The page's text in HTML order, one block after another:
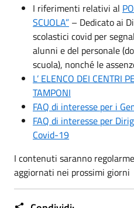
I riferimenti relativi al
SCUOLA” – Dedicato ai
scolastici covid per
alunni e del personale
scuola), nonché le
L’ ELENCO DEI CENTRI
TAMPONI
FAQ di interesse per i
FAQ di interesse per
Covid-19
I contenuti saranno
aggiornati nei prossimi giorni